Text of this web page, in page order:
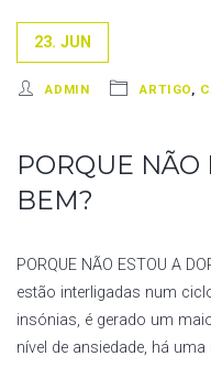
23. JUN
ADMIN ARTIGO,
PORQUE NÃO
BEM?
PORQUE NÃO ESTOU A
estão interligadas num
insónias, é gerado um
nível de ansiedade, há